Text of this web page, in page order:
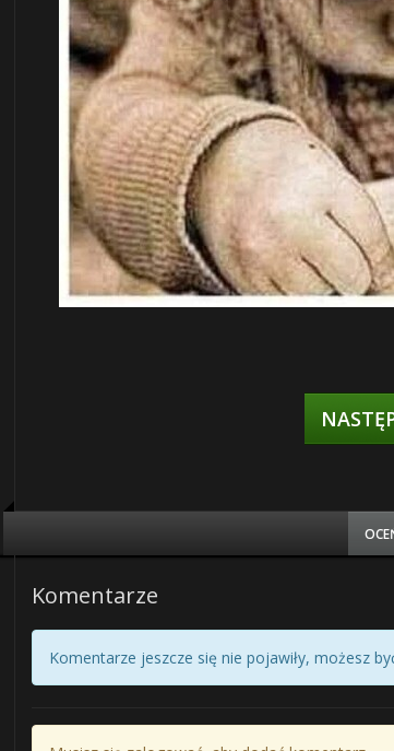
Komentarze
Komentarze jeszcze się nie pojawiły, możesz